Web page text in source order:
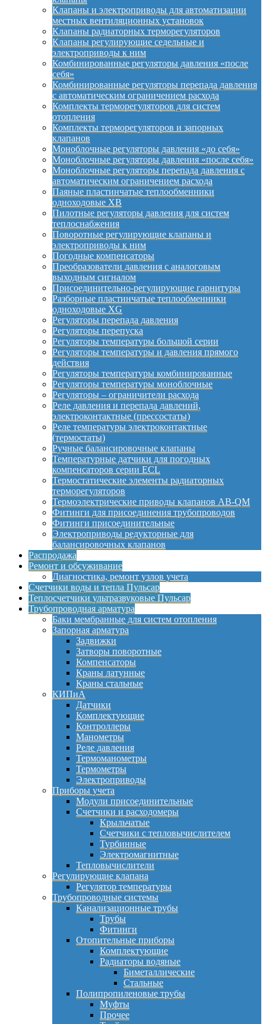
Клапаны и электроприводы для автоматизации
местных вентиляционных установок
Клапаны радиаторных терморегуляторов
Клапаны регулирующие седельные и
электроприводы к ним
Комбинированные регуляторы давления «после
себя»
Комбинированные регуляторы перепада давления
с автоматическим ограничением расхода
Комплекты терморегуляторов для систем
отопления
Комплекты терморегуляторов и запорных
клапанов
Моноблочные регуляторы давления «до себя»
Моноблочные регуляторы давления «после себя»
Моноблочные регуляторы перепада давления с
автоматическим ограничением расхода
Паяные пластинчатые теплообменники
одноходовые XB
Пилотные регуляторы давления для систем
теплоснабжения
Поворотные регулирующие клапаны и
электроприводы к ним
Погодные компенсаторы
Преобразователи давления с аналоговым
выходным сигналом
Присоединительно-регулирующие гарнитуры
Разборные пластинчатые теплообменники
одноходовые XG
Регуляторы перепада давления
Регуляторы перепуска
Регуляторы температуры большой серии
Регуляторы температуры и давления прямого
действия
Регуляторы температуры комбинированные
Регуляторы температуры моноблочные
Регуляторы – ограничители расхода
Реле давления и перепада давлений,
электроконтактные (прессостаты)
Реле температуры электроконтактные
(термостаты)
Ручные балансировочные клапаны
Температурные датчики для погодных
компенсаторов серии ECL
Термостатические элементы радиаторных
терморегуляторов
Термоэлектрические приводы клапанов AB-QM
Фитинги для присоединения трубопроводов
Фитинги присоединительные
Электроприводы редукторные для
балансировочных клапанов
Распродажа
Ремонт и обсуживание
Диагностика, ремонт узлов учета
Счетчики воды и тепла Пульсар
Теплосчетчики ультразвуковые Пульсар
Трубопроводная арматура
Баки мембранные для систем отопления
Запорная арматура
Задвижки
Затворы поворотные
Компенсаторы
Краны латунные
Краны стальные
КИПиА
Датчики
Комплектующие
Контроллеры
Манометры
Реле давления
Термоманометры
Термометры
Электроприводы
Приборы учета
Модули присоединительные
Счетчики и расходомеры
Крыльчатые
Счетчики с тепловычислителем
Турбинные
Электромагнитные
Тепловычислители
Регулирующие клапана
Регулятор температуры
Трубопроводные системы
Канализационные трубы
Трубы
Фитинги
Отопительные приборы
Комплектующие
Радиаторы водяные
Биметаллические
Стальные
Полипропиленовые трубы
Муфты
Прочее